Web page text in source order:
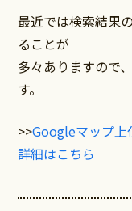
最近では検索結果
ることが
多々ありますので
す。
>>Googleマップ上
詳細はこちら